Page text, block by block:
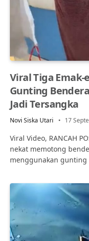
Viral Tiga
Gunting
Jadi Tersangka
Novi Siska Utari 17
Viral Video, RANCAH
nekat memotong
menggunakan